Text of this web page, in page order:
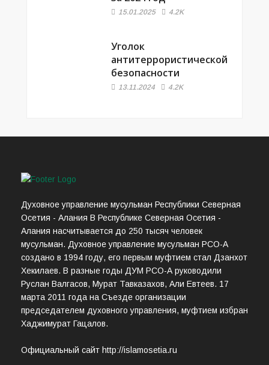
15.01.2025 4.2K
Уголок
антитеррористической
безопасности
13.11.2024 4.2K
Духовное управление мусульман Республики Северная
Осетия - Алания В Республике Северная Осетия -
Алания насчитывается до 250 тысяч человек
мусульман. Духовное управление мусульман РСО-А
создано в 1994 году, его первым муфтием стал Дзанхот
Хекилаев. В разные годы ДУМ РСО-А руководили
Руслан Валгасов, Мурат Тавказахов, Али Евтеев. 17
марта 2011 года на Съезде организации
председателем духовного управления, муфтием избран
Хаджимурат Гацалов.
Официальный сайт http://islamosetia.ru